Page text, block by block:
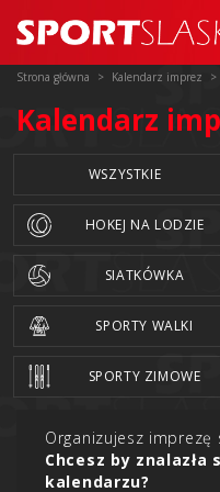
Strona główna Kalendarz imprez
Kalendarz
WSZYSTKIE
HOKEJ NA LODZIE
SIATKÓWKA
SPORTY WALKI
SPORTY ZIMOWE
Organizujesz imprezę
Chcesz by znalazła
kalendarzu?